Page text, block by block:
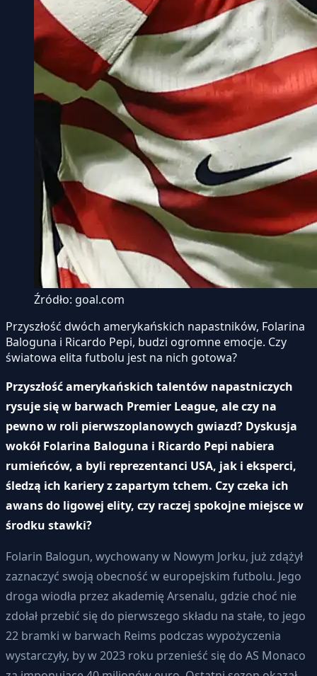
Źródło: goal.com
Przyszłość dwóch amerykańskich napastników, Folarina
Baloguna i Ricardo Pepi, budzi ogromne emocje. Czy
światowa elita futbolu jest na nich gotowa?
Przyszłość amerykańskich talentów napastniczych
rysuje się w barwach Premier League, ale czy na
pewno w roli pierwszoplanowych gwiazd? Dyskusja
wokół Folarina Baloguna i Ricardo Pepi nabiera
rumieńców, a byli reprezentanci USA, jak i eksperci,
śledzą ich kariery z zapartym tchem. Czy czeka ich
awans do ligowej elity, czy raczej spokojne miejsce w
środku stawki?
Folarin Balogun, wychowany w Nowym Jorku, już zdążył
zaznaczyć swoją obecność w europejskim futbolu. Jego
droga wiodła przez akademię Arsenalu, gdzie choć nie
zdołał przebić się do pierwszego składu na stałe, to jego
22 bramki w barwach Reims podczas wypożyczenia
wystarczyły, by w 2023 roku przenieść się do AS Monaco